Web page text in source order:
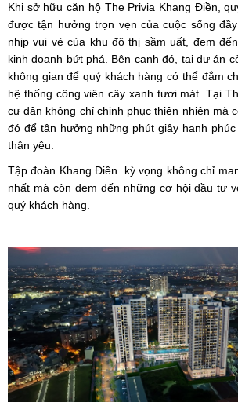
Khi sở hữucăn hộ The Privia Khang Điền,
được tận hưởng trọn vẹn của cuộc sống
nhịp vui vẻ của khu đô thị sầm uất, đem
kinh doanh bứt phá. Bên cạnh đó, tại dự án
không gian để quý khách hàng có thể đắm
hệ thống công viên cây xanh tươi mát. Tại
cư dân không chỉ chinh phục thiên nhiên mà
đó để tận hưởng những phút giây hạnh
thân yêu.
Tập đoàn Khang Điền kỳ vọng không chỉ
nhất mà còn đem đến những cơ hội đầu tư
quý khách hàng.